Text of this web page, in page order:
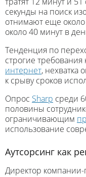
секунды на поиск
отнимают еще около
около 40 минут в
Тенденция по
строгие
интернет, нехватка
к срыву сроков
Опрос Sharp среди
половины
ограничивающим
использование
Аутсорсинг как
Директор